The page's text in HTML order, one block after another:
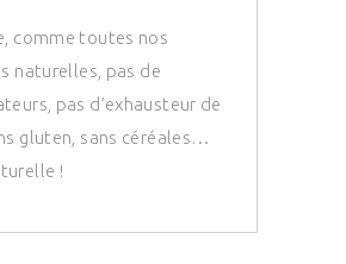
comme toutes nos
naturelles, pas de
pas d’exhausteur de
gluten, sans céréales…
!